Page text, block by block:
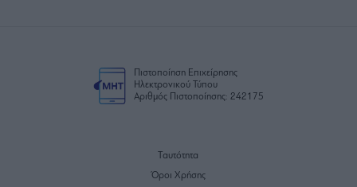
Πιστοποίηση Επιχείρησης
Ηλεκτρονικού Τύπου
Αριθμός Πιστοποίησης: 242175
Ταυτότητα
Όροι Χρήσης